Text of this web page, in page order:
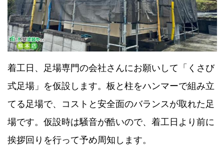
着工日、足場専門の会社さんにお願いして「くさび
式足場」を仮設します。板と柱をハンマーで組み立
てる足場で、コストと安全面のバランスが取れた足
場です。仮設時は騒音が酷いので、着工日より前に
挨拶回りを行って予め周知します。